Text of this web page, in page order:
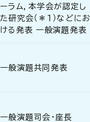
ーラム，本学会が認定し
た研究会（＊１）などにお
ける発表 一般演題発表
一般演題共同発表
一般演題司会・座長